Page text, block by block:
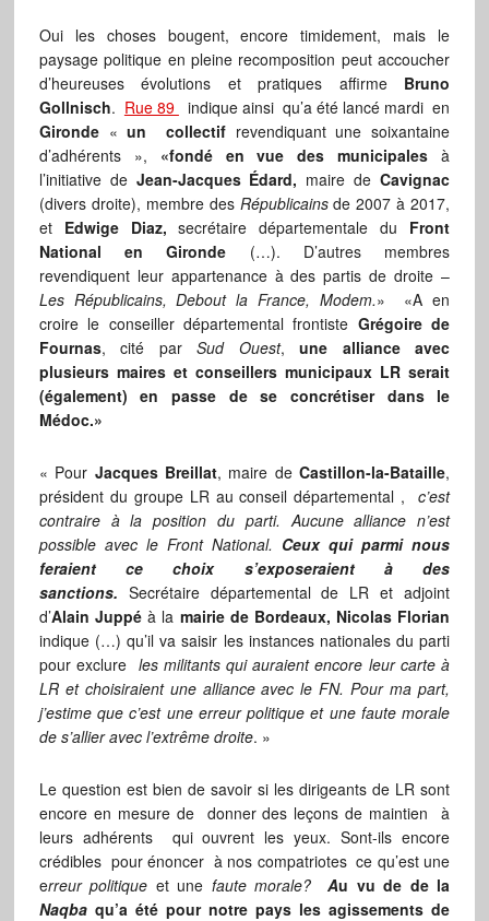
Oui les choses bougent, encore timidement, mais le
paysage politique en pleine recomposition peut accoucher
d’heureuses évolutions et pratiques affirme Bruno
Gollnisch. Rue 89 indique ainsi qu’a été lancé mardi en
Gironde«un collectif revendiquant une soixantaine
d’adhérents », «fondé en vue des municipales à
l’initiative de Jean-Jacques Édard, maire de Cavignac
(divers droite), membre des Républicainsde 2007 à 2017,
et Edwige Diaz, secrétaire départementale du Front
National en Gironde (…). D’autres membres
revendiquent leur appartenance à des partis de droite –
Les Républicains, Debout la France, Modem.» «A en
croire le conseiller départemental frontiste Grégoire de
Fournas, cité parSud Ouest,une alliance avec
plusieurs maires et conseillers municipaux LR serait
(également) en passe de se concrétiser dans le
Médoc.»
« Pour Jacques Breillat, maire deCastillon-la-Bataille,
président du groupe LR au conseil départemental ,c’est
contraire à la position du parti. Aucune alliance n’est
possible avec le Front National. Ceux qui parmi nous
feraient ce choix s’exposeraient à des
sanctions. Secrétaire départemental de LR et adjoint
d’Alain Juppé à la mairie de Bordeaux, Nicolas Florian
indique (…) qu’il va saisir les instances nationales du parti
pour exclure les militants qui auraient encore leur carte à
LR et choisiraient une alliance avec le FN. Pour ma part,
j’estime que c’est une erreur politique et une faute morale
de s’allier avec l’extrême droite. »
Le question est bien de savoir si les dirigeants de LR sont
encore en mesure de donner des leçons de maintien à
leurs adhérents qui ouvrent les yeux. Sont-ils encore
crédibles pour énoncer à nos compatriotes ce qu’est une
erreurpolitique et une faute morale?Au vu de de la
Naqbaqu’a été pour notre pays les agissements de